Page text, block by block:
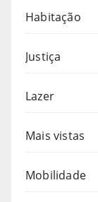
Habitação
Justiça
Lazer
Mais vistas
Mobilidade